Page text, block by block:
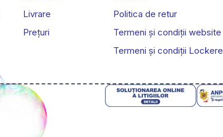
Livrare
Prețuri
Politica de retur
Termeni și condiții website
Termeni și condiții Lockere